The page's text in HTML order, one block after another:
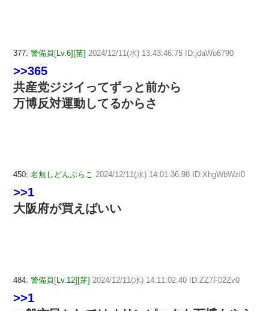
377: 警備員[Lv.6][苗] 2024/12/11(水) 13:43:46.75 ID:jdaWo6790
>>365
共産党ジジイってずっと前から
万博反対運動してるからさ
450: 名無しどんぶらこ 2024/12/11(水) 14:01:36.98 ID:XhgWbWzl0
>>1
大阪府が買えばいい
484: 警備員[Lv.12][芽] 2024/12/11(水) 14:11:02.40 ID:ZZ7F02Zv0
>>1